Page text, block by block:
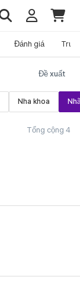
Đánh giá
Nha khoa
Tổng cộng 4